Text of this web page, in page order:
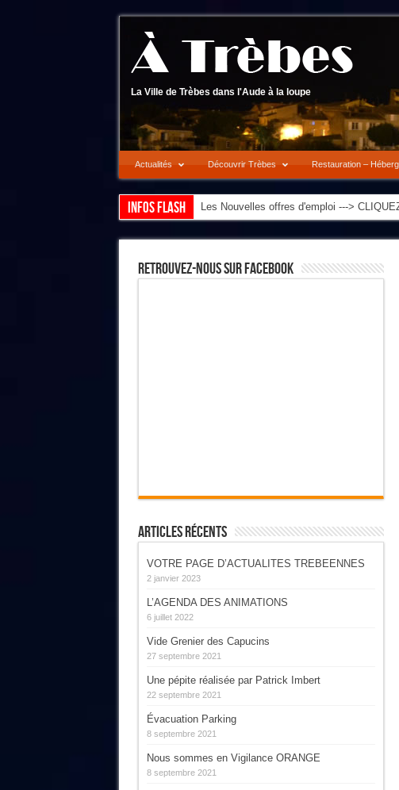
La Ville de Trèbes dans l'Aude à la loupe
Actualités Découvrir Trèbes Restauration –
Infos flash Les Nouvelles offres d'emploi --->
Retrouvez-Nous Sur Facebook
Articles Récents
VOTRE PAGE D’ACTUALITES TREBEENNES
2 janvier 2023
L’AGENDA DES ANIMATIONS
6 juillet 2022
Vide Grenier des Capucins
27 septembre 2021
Une pépite réalisée par Patrick Imbert
22 septembre 2021
Évacuation Parking
8 septembre 2021
Nous sommes en Vigilance ORANGE
8 septembre 2021